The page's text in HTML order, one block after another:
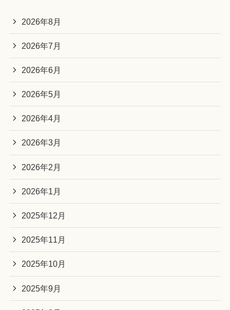
2026年8月
2026年7月
2026年6月
2026年5月
2026年4月
2026年3月
2026年2月
2026年1月
2025年12月
2025年11月
2025年10月
2025年9月